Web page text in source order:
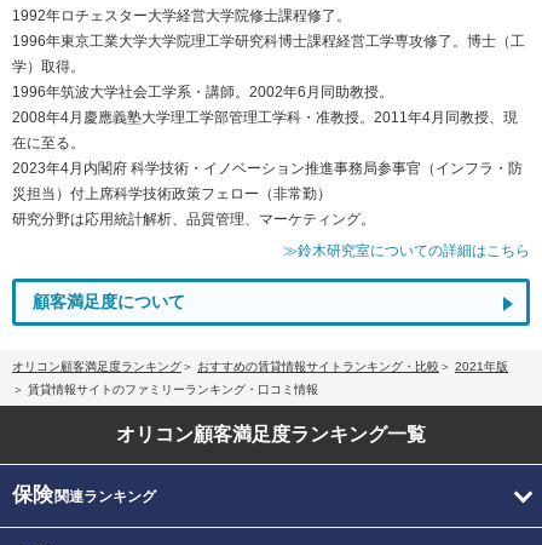
1992年ロチェスター大学経営大学院修士課程修了。
1996年東京工業大学大学院理工学研究科博士課程経営工学専攻修了。博士（工
学）取得。
1996年筑波大学社会工学系・講師。2002年6月同助教授。
2008年4月慶應義塾大学理工学部管理工学科・准教授。2011年4月同教授、現
在に至る。
2023年4月内閣府 科学技術・イノベーション推進事務局参事官（インフラ・防
災担当）付上席科学技術政策フェロー（非常勤）
研究分野は応用統計解析、品質管理、マーケティング。
≫鈴木研究室についての詳細はこちら
顧客満足度について
オリコン顧客満足度ランキング おすすめの賃貸情報サイトランキング・比較
2021年版
賃貸情報サイトのファミリーランキング・口コミ情報
オリコン顧客満足度ランキング一覧
保険関連ランキング